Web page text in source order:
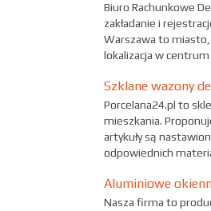
Biuro Rachunkowe
zakładanie i
Warszawa to miasto,
lokalizacja w centrum
Szklane wazony
Porcelana24.pl to
mieszkania.
artykuły są
odpowiednich
Aluminiowe
Nasza firma to